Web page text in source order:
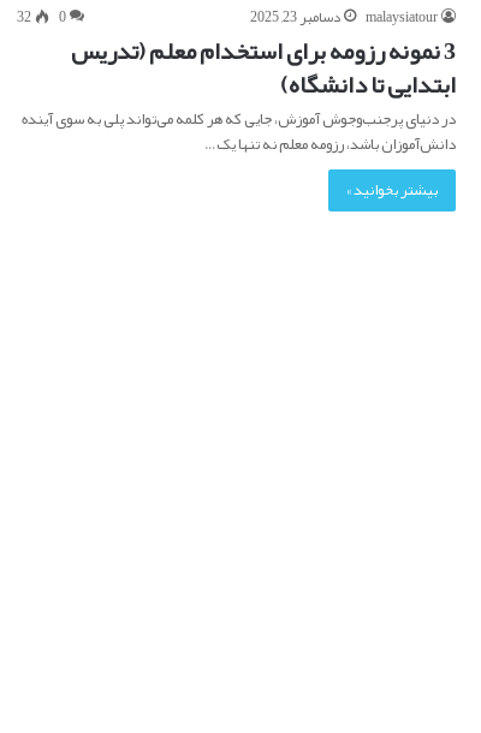
malaysiatour دسامبر 23, 2025 0
32
3 نمونه رزومه برای استخدام معلم (تدریس
ابتدایی تا دانشگاه)
در دنیای پرجنب‌وجوش آموزش، جایی که هر کلمه می‌تواند پلی به سوی آینده
دانش‌آموزان باشد، رزومه معلم نه تنها یک…
بیشتر بخوانید »